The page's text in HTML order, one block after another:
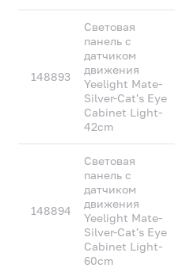
148893
Световая
панель с
датчиком
движения
Yeelight Mate-
Silver-Cat's Eye
Cabinet Light-
42cm
148894
Световая
панель с
датчиком
движения
Yeelight Mate-
Silver-Cat's Eye
Cabinet Light-
60cm